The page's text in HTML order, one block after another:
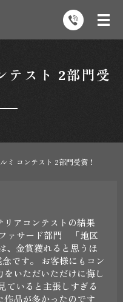
テスト 2部門受
ミ コンテスト 2部門受賞！
アコンテストの結果
ァサード部門 「地区
金賞獲れると思うほ
です。 お客様にもコン
いただいただけに悔し
ていると主張しすぎる
作品が多かったのです